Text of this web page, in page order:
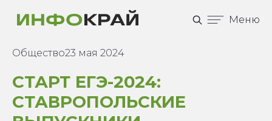
Меню
Общество23 мая 2024
СТАРТ ЕГЭ-2024:
СТАВРОПОЛЬСКИЕ